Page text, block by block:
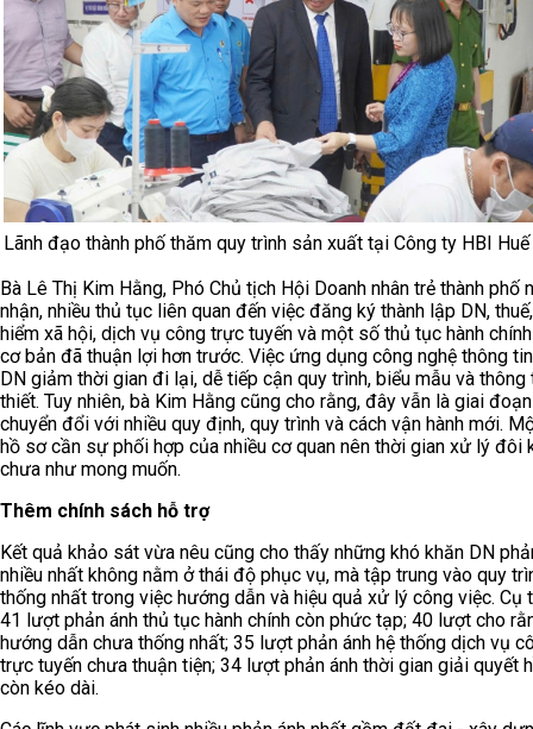
Lãnh đạo thành phố thăm quy trình sản xuất tại Công ty HBI Huế
Bà Lê Thị Kim Hằng, Phó Chủ tịch Hội Doanh nhân trẻ thành phố
nhận, nhiều thủ tục liên quan đến việc đăng ký thành lập DN,
hiểm xã hội, dịch vụ công trực tuyến và một số thủ tục hành
cơ bản đã thuận lợi hơn trước. Việc ứng dụng công nghệ thông
DN giảm thời gian đi lại, dễ tiếp cận quy trình, biểu mẫu và thông
thiết. Tuy nhiên, bà Kim Hằng cũng cho rằng, đây vẫn là giai đoạn
chuyển đổi với nhiều quy định, quy trình và cách vận hành mới.
hồ sơ cần sự phối hợp của nhiều cơ quan nên thời gian xử lý đôi
chưa như mong muốn.
Thêm chính sách hỗ trợ
Kết quả khảo sát vừa nêu cũng cho thấy những khó khăn DN
nhiều nhất không nằm ở thái độ phục vụ, mà tập trung vào quy
thống nhất trong việc hướng dẫn và hiệu quả xử lý công việc. Cụ
41 lượt phản ánh thủ tục hành chính còn phức tạp; 40 lượt cho
hướng dẫn chưa thống nhất; 35 lượt phản ánh hệ thống dịch vụ
trực tuyến chưa thuận tiện; 34 lượt phản ánh thời gian giải quyết
còn kéo dài.